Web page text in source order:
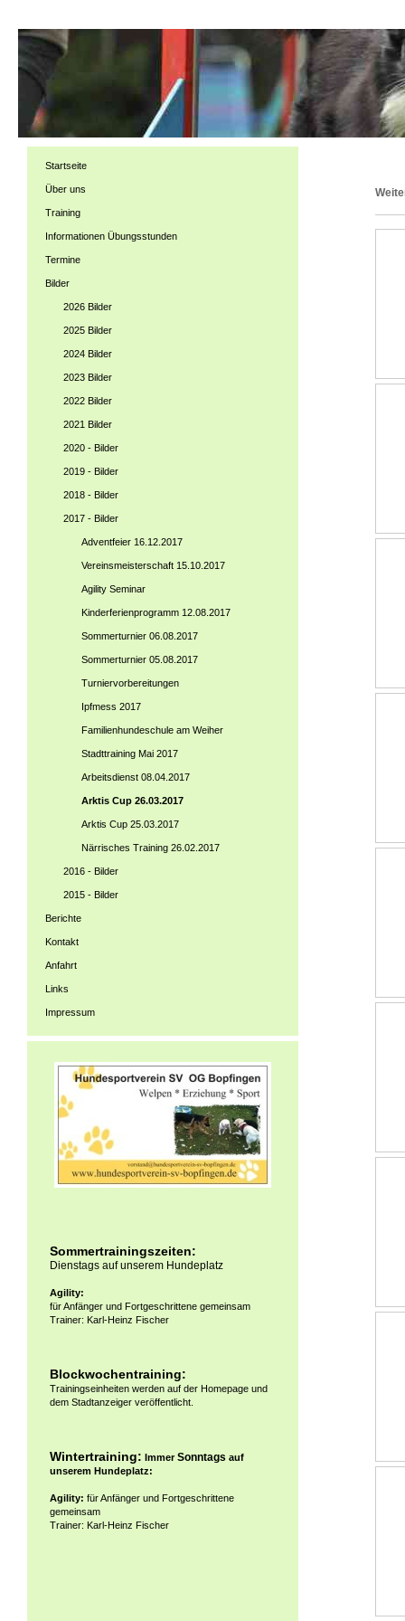
Startseite
Über uns
Training
Informationen Übungsstunden
Termine
Bilder
2026 Bilder
2025 Bilder
2024 Bilder
2023 Bilder
2022 Bilder
2021 Bilder
2020 - Bilder
2019 - Bilder
2018 - Bilder
2017 - Bilder
Adventfeier 16.12.2017
Vereinsmeisterschaft 15.10.2017
Agility Seminar
Kinderferienprogramm 12.08.2017
Sommerturnier 06.08.2017
Sommerturnier 05.08.2017
Turniervorbereitungen
Ipfmess 2017
Familienhundeschule am Weiher
Stadttraining Mai 2017
Arbeitsdienst 08.04.2017
Arktis Cup 26.03.2017
Arktis Cup 25.03.2017
Närrisches Training 26.02.2017
2016 - Bilder
2015 - Bilder
Berichte
Kontakt
Anfahrt
Links
Impressum
Sommertrainingszeiten:
Dienstags auf unserem Hundeplatz
Agility:
für Anfänger und Fortgeschrittene gemeinsam
Trainer: Karl-Heinz Fischer
Blockwochentraining:
Trainingseinheiten werden auf der Homepage und
dem Stadtanzeiger veröffentlicht.
Wintertraining: ImmerSonntags auf
unserem Hundeplatz:
Agility: für Anfänger und Fortgeschrittene
gemeinsam
Trainer: Karl-Heinz Fischer